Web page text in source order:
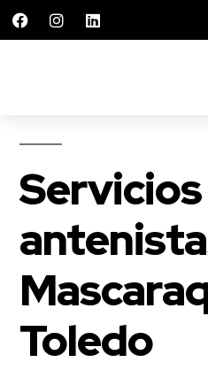
Toledo